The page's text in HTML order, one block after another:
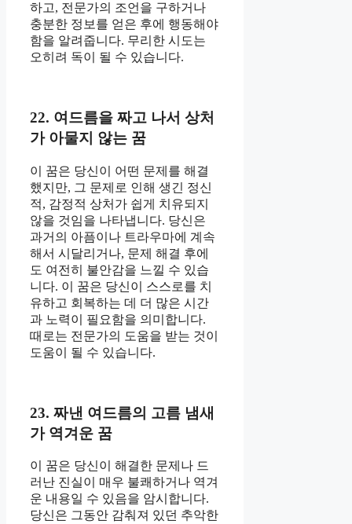
하고, 전문가의 조언을 구하거나
충분한 정보를 얻은 후에 행동해야
함을 알려줍니다. 무리한 시도는
오히려 독이 될 수 있습니다.
22. 여드름을 짜고 나서 상처
가 아물지 않는 꿈
이 꿈은 당신이 어떤 문제를 해결
했지만, 그 문제로 인해 생긴 정신
적, 감정적 상처가 쉽게 치유되지
않을 것임을 나타냅니다. 당신은
과거의 아픔이나 트라우마에 계속
해서 시달리거나, 문제 해결 후에
도 여전히 불안감을 느낄 수 있습
니다. 이 꿈은 당신이 스스로를 치
유하고 회복하는 데 더 많은 시간
과 노력이 필요함을 의미합니다.
때로는 전문가의 도움을 받는 것이
도움이 될 수 있습니다.
23. 짜낸 여드름의 고름 냄새
가 역겨운 꿈
이 꿈은 당신이 해결한 문제나 드
러난 진실이 매우 불쾌하거나 역겨
운 내용일 수 있음을 암시합니다.
당신은 그동안 감춰져 있던 추악한